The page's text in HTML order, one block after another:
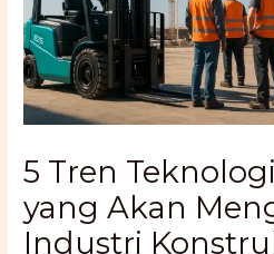
5 Tren
yang Akan
Industri